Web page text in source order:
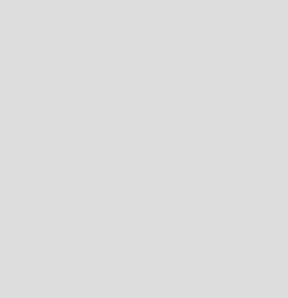
als alle A-merken, maar dan